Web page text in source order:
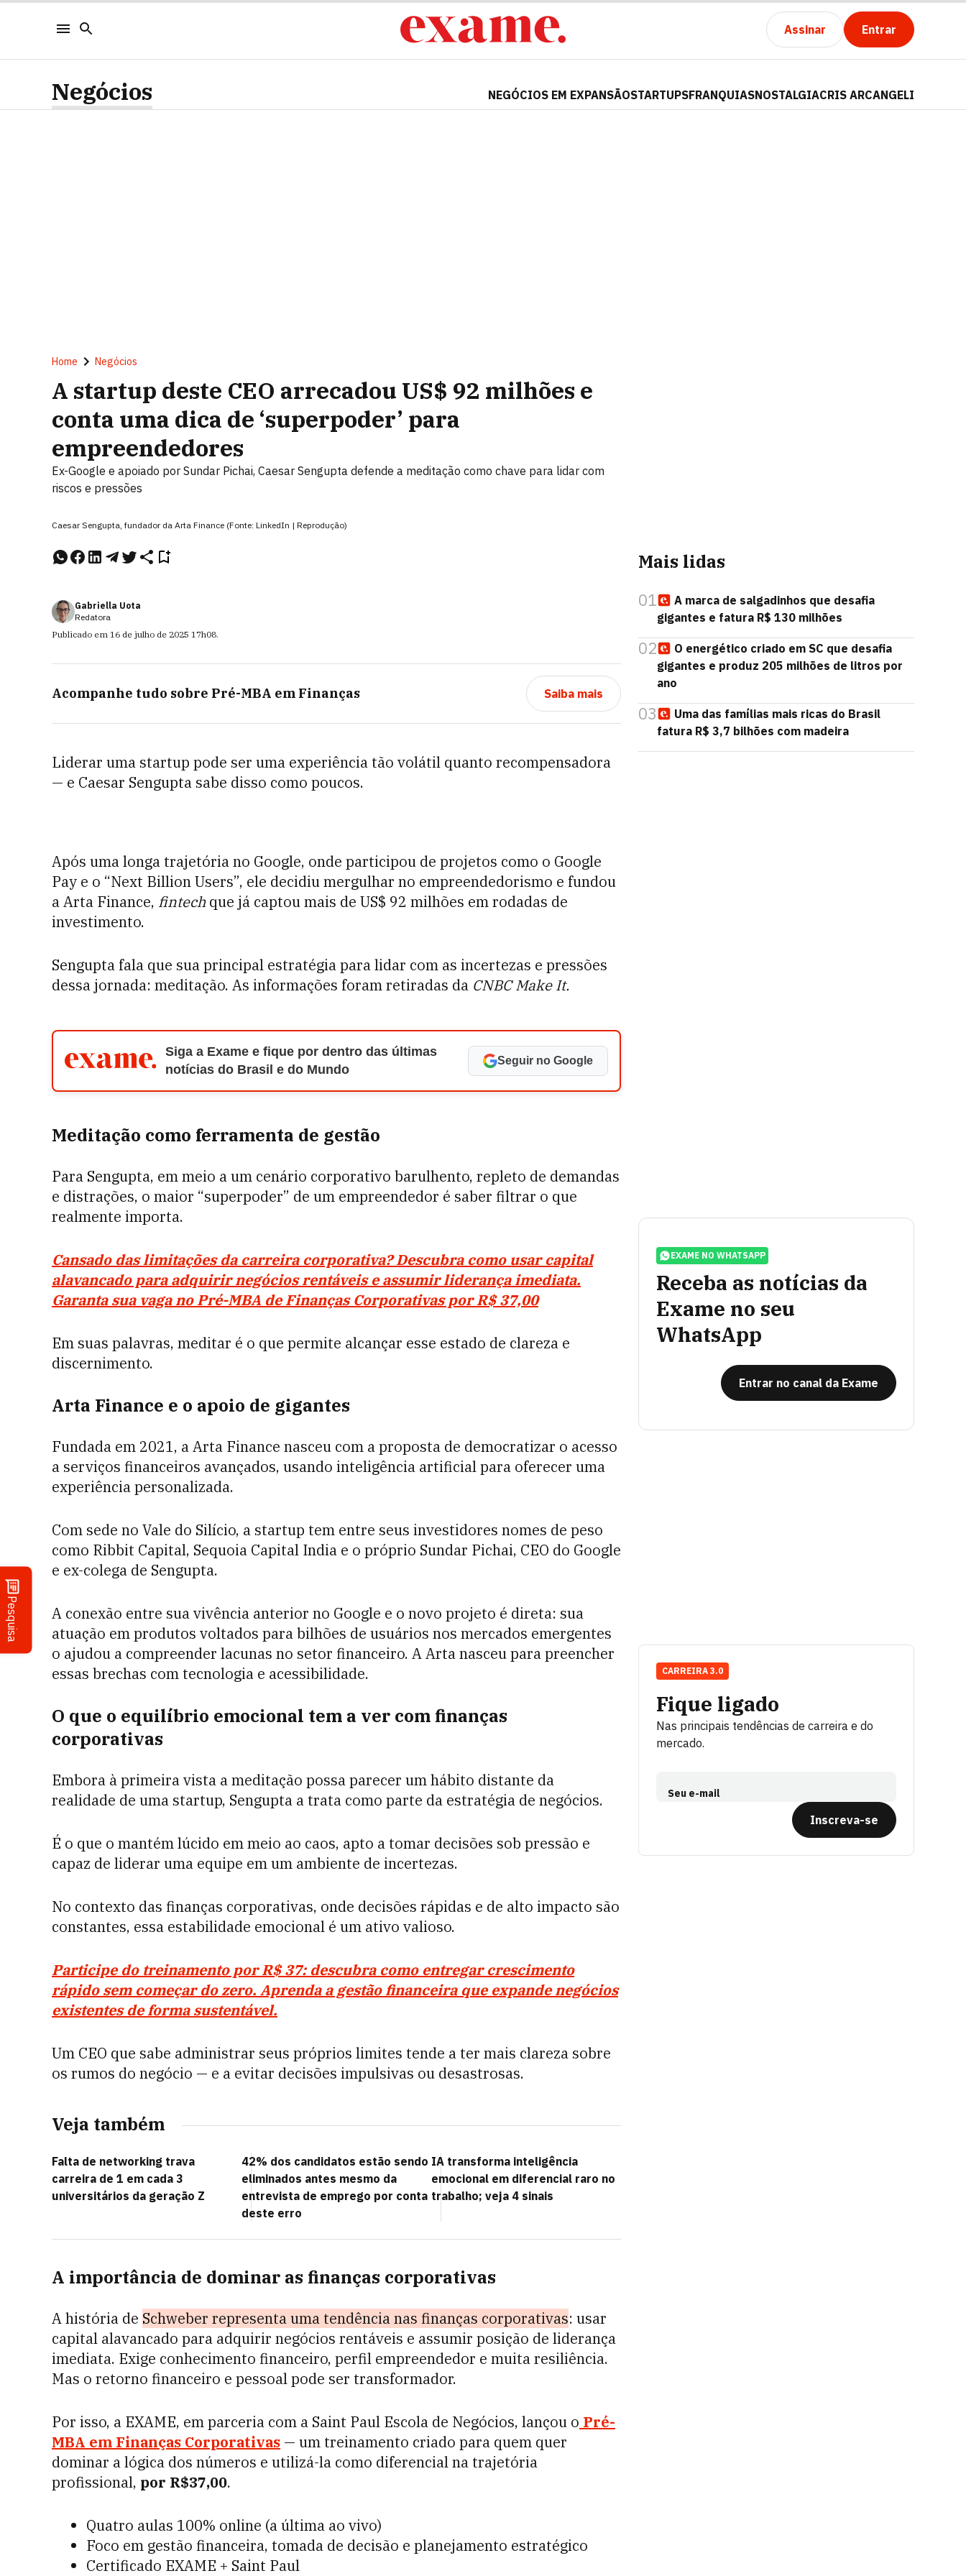
Assinar Entrar
Pesquisa
Negócios NEGÓCIOS EM EXPANSÃOSTARTUPSFRANQUIASNOSTALGIACRIS ARCANGELI
Home Negócios
A startup deste CEO arrecadou US$ 92 milhões e
conta uma dica de ‘superpoder’ para
empreendedores
Ex-Google e apoiado por Sundar Pichai, Caesar Sengupta defende a meditação como chave para lidar com
riscos e pressões
Caesar Sengupta, fundador da Arta Finance (Fonte: LinkedIn | Reprodução)
Gabriella Uota
Redatora
Publicado em 16 de julho de 2025 17h08.
Acompanhe tudo sobre Pré-MBA em Finanças Saiba mais
Liderar uma startup pode ser uma experiência tão volátil quanto recompensadora
— e Caesar Sengupta sabe disso como poucos.
Após uma longa trajetória no Google, onde participou de projetos como o Google
Pay e o “Next Billion Users”, ele decidiu mergulhar no empreendedorismo e fundou
a Arta Finance, fintechque já captou mais de US$ 92 milhões em rodadas de
investimento.
Sengupta fala que sua principal estratégia para lidar com as incertezas e pressões
dessa jornada: meditação. As informações foram retiradas da CNBC Make It.
Siga a Exame e fique por dentro das últimas
notícias do Brasil e do Mundo
Seguir no Google
Meditação como ferramenta de gestão
Para Sengupta, em meio a um cenário corporativo barulhento, repleto de demandas
e distrações, o maior “superpoder” de um empreendedor é saber filtrar o que
realmente importa.
Cansado das limitações da carreira corporativa? Descubra como usar capital
alavancado para adquirir negócios rentáveis e assumir liderança imediata.
Garanta sua vaga no Pré-MBA de Finanças Corporativas por R$ 37,00
Em suas palavras, meditar é o que permite alcançar esse estado de clareza e
discernimento.
Arta Finance e o apoio de gigantes
Fundada em 2021, a Arta Finance nasceu com a proposta de democratizar o acesso
a serviços financeiros avançados, usando inteligência artificial para oferecer uma
experiência personalizada.
Com sede no Vale do Silício, a startup tem entre seus investidores nomes de peso
como Ribbit Capital, Sequoia Capital India e o próprio Sundar Pichai, CEO do Google
e ex-colega de Sengupta.
A conexão entre sua vivência anterior no Google e o novo projeto é direta: sua
atuação em produtos voltados para bilhões de usuários nos mercados emergentes
o ajudou a compreender lacunas no setor financeiro. A Arta nasceu para preencher
essas brechas com tecnologia e acessibilidade.
O que o equilíbrio emocional tem a ver com finanças
corporativas
Embora à primeira vista a meditação possa parecer um hábito distante da
realidade de uma startup, Sengupta a trata como parte da estratégia de negócios.
É o que o mantém lúcido em meio ao caos, apto a tomar decisões sob pressão e
capaz de liderar uma equipe em um ambiente de incertezas.
No contexto das finanças corporativas, onde decisões rápidas e de alto impacto são
constantes, essa estabilidade emocional é um ativo valioso.
Participe do treinamento por R$ 37: descubra como entregar crescimento
rápido sem começar do zero. Aprenda a gestão financeira que expande negócios
existentes de forma sustentável.
Um CEO que sabe administrar seus próprios limites tende a ter mais clareza sobre
os rumos do negócio — e a evitar decisões impulsivas ou desastrosas.
Veja também
Falta de networking trava
carreira de 1 em cada 3
universitários da geração Z
42% dos candidatos estão sendo
eliminados antes mesmo da
entrevista de emprego por conta
deste erro
IA transforma inteligência
emocional em diferencial raro no
trabalho; veja 4 sinais
A importância de dominar as finanças corporativas
A história de Schweber representa uma tendência nas finanças corporativas: usar
capital alavancado para adquirir negócios rentáveis e assumir posição de liderança
imediata. Exige conhecimento financeiro, perfil empreendedor e muita resiliência.
Mas o retorno financeiro e pessoal pode ser transformador.
Por isso, a EXAME, em parceria com a Saint Paul Escola de Negócios, lançou o Pré-
MBA em Finanças Corporativas — um treinamento criado para quem quer
dominar a lógica dos números e utilizá-la como diferencial na trajetória
profissional, por R$37,00.
Quatro aulas 100% online (a última ao vivo)
Foco em gestão financeira, tomada de decisão e planejamento estratégico
Certificado EXAME + Saint Paul
Mais lidas
01
A marca de salgadinhos que desafia
gigantes e fatura R$ 130 milhões
02
O energético criado em SC que desafia
gigantes e produz 205 milhões de litros por
ano
03
Uma das famílias mais ricas do Brasil
fatura R$ 3,7 bilhões com madeira
EXAME NO WHATSAPP
Receba as notícias da
Exame no seu
WhatsApp
Entrar no canal da Exame
Fique ligado
Nas principais tendências de carreira e do
mercado.
Seu e-mail
Inscreva-se
CARREIRA 3.0